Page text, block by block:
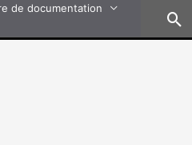
de documentation